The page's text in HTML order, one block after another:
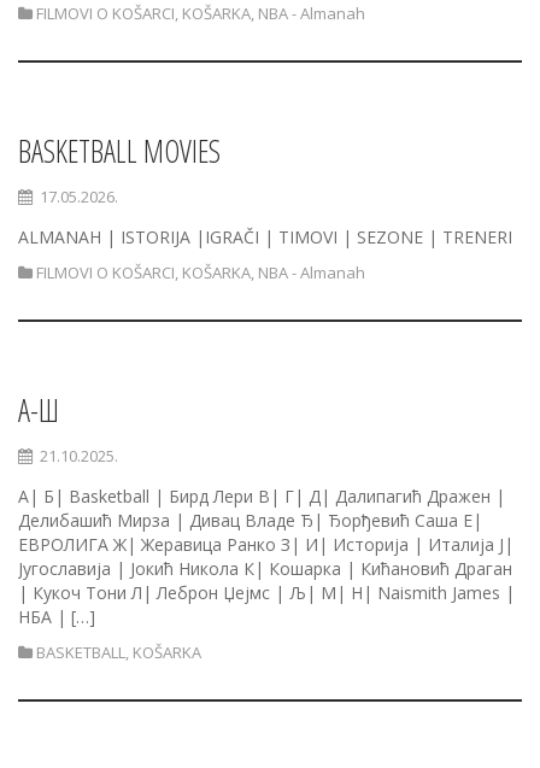
FILMOVI O KOŠARCI, KOŠARKA, NBA - Almanah
BASKETBALL MOVIES
17.05.2026.
ALMANAH | ISTORIJA |IGRAČI | TIMOVI | SEZONE | TRENERI
FILMOVI O KOŠARCI, KOŠARKA, NBA - Almanah
A-Ш
21.10.2025.
А| Б| Basketball | Бирд Лери В| Г| Д| Далипагић Дражен |
Делибашић Мирза | Дивац Владе Ђ| Ђорђевић Саша Е|
ЕВРОЛИГА Ж| Жеравица Ранко З| И| Историја | Италија Ј|
Југославија | Јокић Никола К| Кошарка | Кићановић Драган
| Кукоч Тони Л| Леброн Џејмс | Љ| М| Н| Naismith James |
НБА | […]
BASKETBALL, KOŠARKA